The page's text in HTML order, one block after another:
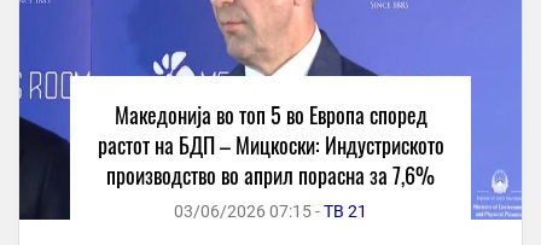
Македонија во топ 5 во Европа според
растот на БДП – Мицкоски: Индустриското
производство во април порасна за 7,6%
03/06/2026 07:15 -ТВ 21